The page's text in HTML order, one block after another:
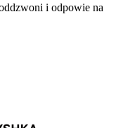
i odpowie na